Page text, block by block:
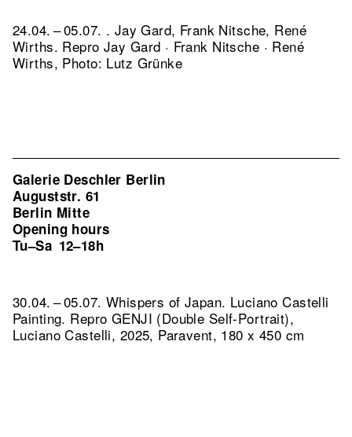
24.04. – 05.07. . Jay Gard, Frank Nitsche, René
Wirths. Repro Jay Gard · Frank Nitsche · René
Wirths, Photo: Lutz Grünke
Galerie Deschler Berlin
Auguststr. 61
Berlin Mitte
Opening hours
Tu–Sa 12–18h
30.04. – 05.07. Whispers of Japan. Luciano Castelli
Painting. Repro GENJI (Double Self-Portrait),
Luciano Castelli, 2025, Paravent, 180 x 450 cm